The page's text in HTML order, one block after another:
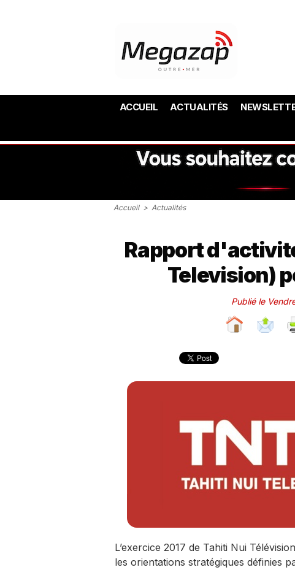
ACCUEIL ACTUALITÉS
Accueil > Actualités
Rapport
Television)
Publié le
L’exercice 2017 de Tahiti Nui
les orientations stratégiques définies